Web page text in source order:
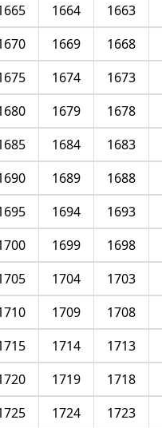
1663
1664
1668
1669
1673
1674
1678
1679
1683
1684
1688
1689
1693
1694
1698
1699
1703
1704
1708
1709
1713
1714
1718
1719
1723
1724